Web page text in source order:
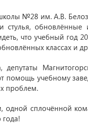
№28 им. А.В.
стулья,
что учебный год
классах и
депутаты
помощь учебному
проблем.
одной сплочённой
года!